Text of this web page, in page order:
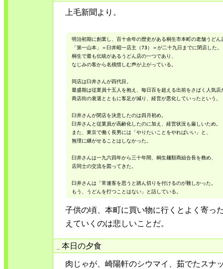
上毛新聞より。
明治初期に創業し、百十余年の歴史がある桐生市本町の老舗うどん
「第一山本」＝臼井昭一店主（73）＝が二十九日までに閉店した。
桐生で最も伝統があるうどん店の一つであり、
なじみの客から名残惜しむ声が上がっている。
同店は臼井さんが四代目。
最盛期は従業員十五人を抱え、毎日百を超える出前をさばく人気店
商店街の衰退とともに客足が減り、経営が悪化していったという。
臼井さんが閉店を決意したのは四月初め。
臼井さんと従業員が高齢化したのに加え、経営状況も厳しいため。
また、東京で働く長男には「やりたいことをやればいい」と、
無理に継がせることはしなかった。
臼井さんは一九六四年から三十年間、桐生麺類商組合長を務め、
店同士の交流を図ってきた。
臼井さんは「常連客を思うと踏ん切りを付けるのが難しかった。
子供の頃、本町に買い物に行くとよく寄っ
えていくのは悲しいことだ。
本日の夕食
肉じゃが、崎陽軒のシウマイ、茹でたスナ